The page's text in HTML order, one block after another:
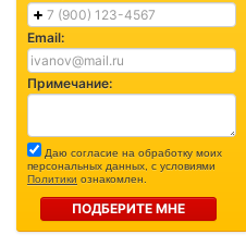
Email:
Примечание:
Даю согласие на обработку моих
персональных данных, с условиями
Политики ознакомлен.
ПОДБЕРИТЕ МНЕ